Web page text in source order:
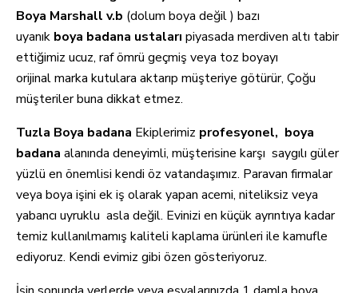
Boya Marshall v.b (dolum boya değil ) bazı
uyanık boya badana ustaları piyasada merdiven altı tabir
ettiğimiz ucuz, raf ömrü geçmiş veya toz boyayı
orijinal marka kutulara aktarıp müşteriye götürür, Çoğu
müşteriler buna dikkat etmez.
Tuzla Boya badana Ekiplerimiz profesyonel, boya
badana alanında deneyimli, müşterisine karşı saygılı güler
yüzlü en önemlisi kendi öz vatandaşımız. Paravan firmalar
veya boya işini ek iş olarak yapan acemi, niteliksiz veya
yabancı uyruklu asla değil. Evinizi en küçük ayrıntıya kadar
temiz kullanılmamış kaliteli kaplama ürünleri ile kamufle
ediyoruz. Kendi evimiz gibi özen gösteriyoruz.